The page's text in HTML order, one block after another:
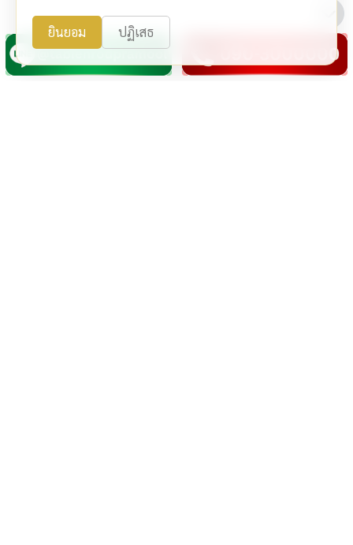
ยินยอม ปฏิเสธ